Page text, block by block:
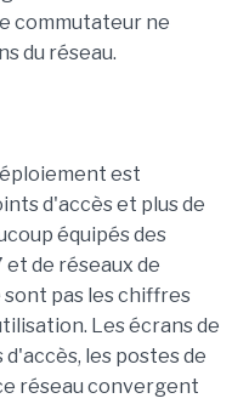
commutateur ne
du réseau.
est
d'accès et plus de
équipés des
de réseaux de
sont pas les chiffres
Les écrans de
les postes de
réseau convergent